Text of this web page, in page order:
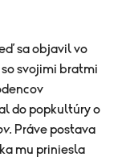
sa objavil vo
svojimi bratmi
do popkultúry o
Práve postava
mu priniesla